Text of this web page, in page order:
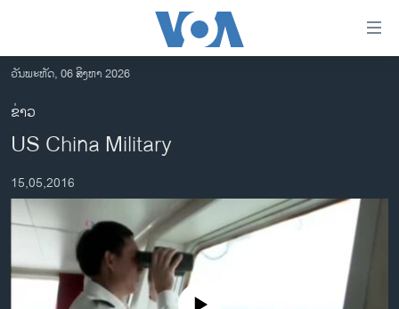
ເຂົ້າ
ຫາ
ຂ້າມ
ຂ້າມ
ໄປ
ຫາ
ຊອກ
ອາເມຣິກາ
ການເລືອກຕັ້ງ ປະທານາທີບໍດີ ສະຫະລັດ 2024
ຂ່າວ​ຈີນ
ເອເຊຍ
ວັນພະຫັດ, 06 ສິງຫາ 2026
ຂ່າວ
US China Military
15,05,2016